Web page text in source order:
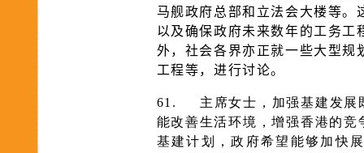
马舰政府总部和立法会大楼等
以及确保政府未来数年的工务
外，社会各界亦正就一些大型规
工程等，进行讨论。
61.
主席女士，加强基建发
能改善生活环境，增强香港的
基建计划，政府希望能够加快